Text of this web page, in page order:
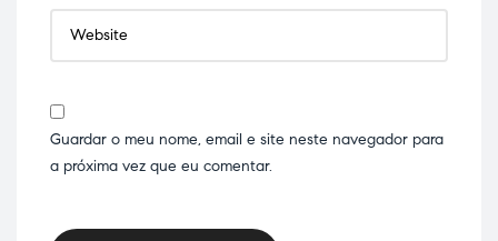
Guardar o meu nome, email e site neste navegador para
a próxima vez que eu comentar.